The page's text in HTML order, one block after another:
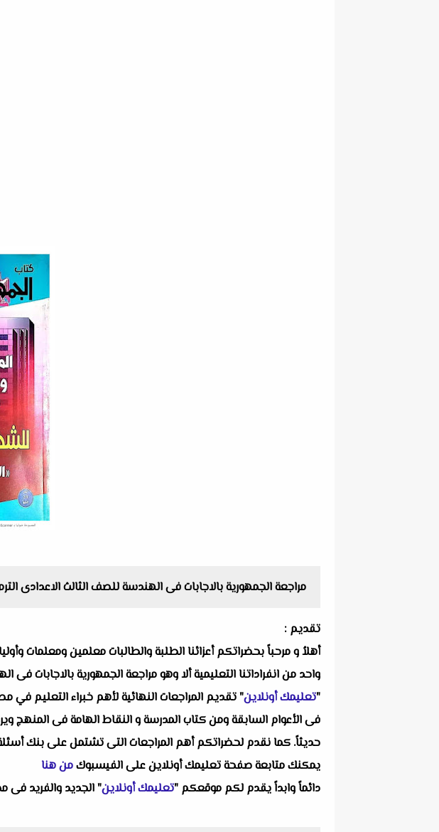
مراجعة الجمهورية بالاجابات فى الهندسة للصف الثالث الاعدادى الترم
تقديم :
أهلاُ و مرحباً بحضراتكم أعزائنا الطلبة والطالبات معلمين ومعلمات
"تعليمك أونلاين" تقديم المراجعات النهائية لأهم خبراء التعليم
فى الأعوام السابقة ومن كتاب المدرسة و النقاط الهامة فى المنهج
حديثاً. كما نقدم لحضراتكم أهم المراجعات التى تشتمل على بنك أسئلة
يمكنك متابعة صفحة تعليمك أونلاين على الفيسبوكمن هنا
دائماً وابداً يقدم لكم موقعكم "تعليمك أونلاين" الجديد والفريد فى